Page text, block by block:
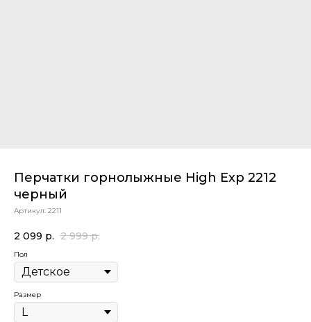
Перчатки горнолыжные High Exp 2212
черный
Артикул: 2211
2 099 р. 2 999 р.
Пол
Размер